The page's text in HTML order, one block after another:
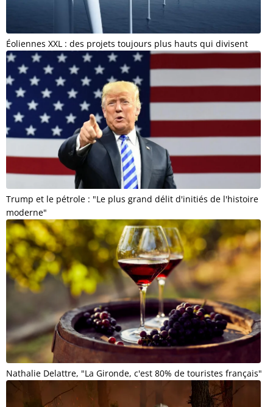
Éoliennes XXL : des projets toujours plus hauts qui divisent
Trump et le pétrole : "Le plus grand délit d'initiés de l'histoire
moderne"
Nathalie Delattre, "La Gironde, c'est 80% de touristes français"